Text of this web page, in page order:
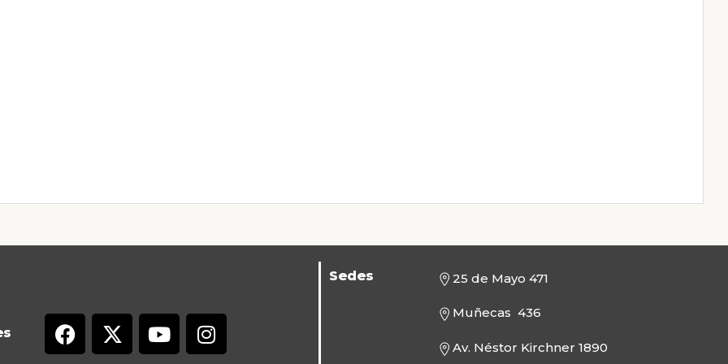
Sedes 25 de Mayo 471
Muñecas 436
Av. Néstor Kirchner 1890